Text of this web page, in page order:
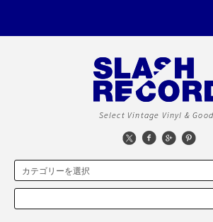
Select Vintage Vinyl &